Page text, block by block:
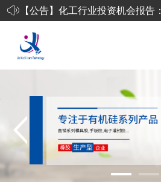
【公告】化工行业投资机会报告：
东莞市杰鑫有机硅科技有
限公司-液态发泡硅胶
下半年化工行业将在贸易
摩擦和环保风暴中艰难前